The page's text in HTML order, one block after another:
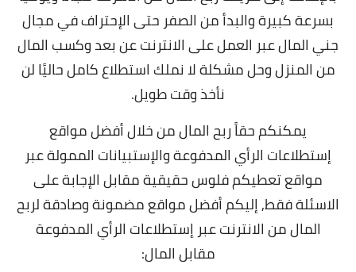
بسرعة كبيرة والبدأ من الصفر حتى الإحتراف في مجال
جني المال عبر العمل على الانترنت عن بعد وكسب المال
من المنزل وحل مشكلة لا نملك استطلاع كامل حاليًا لن
نأخذ وقت طويل.
يمكنكم حقاً ربح المال من خلال أفضل مواقع
إستطلاعات الرأي المدفوعة والإستبيانات الممولة عبر
مواقع تعطيكم فلوس حقيقية مقابل الإجابة على
الاسئلة فقط,إليكم أفضل مواقع مضمونة وصادقة لربح
المال من الانترنت عبر إستطلاعات الرأي المدفوعة
مقابل المال: